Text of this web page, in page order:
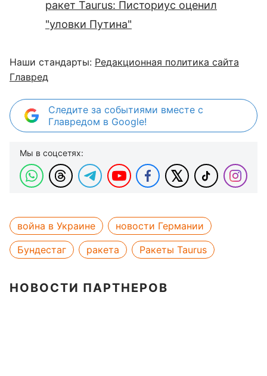
ракет Taurus: Писториус оценил
"уловки Путина"
Наши стандарты: Редакционная политика сайта
Главред
Следите за событиями вместе с
Главредом в Google!
Мы в соцсетях:
война в Украине
новости Германии
Бундестаг
ракета Ракеты Taurus
НОВОСТИ ПАРТНЕРОВ